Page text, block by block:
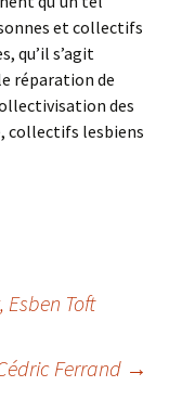
et collectifs
qu’il s’agit
réparation de
des
collectifs lesbiens
Toft
Ferrand →